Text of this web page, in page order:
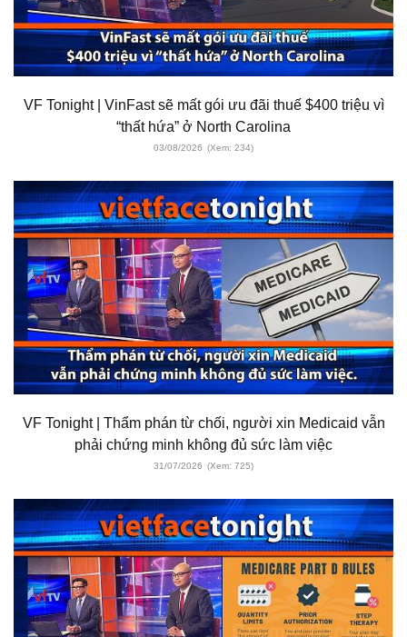
VF Tonight | VinFast sẽ mất gói ưu đãi thuế $400 triệu vì
“thất hứa” ở North Carolina
03/08/2026 (Xem: 234)
VF Tonight | Thẩm phán từ chối, người xin Medicaid vẫn
phải chứng minh không đủ sức làm việc
31/07/2026 (Xem: 725)